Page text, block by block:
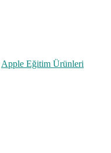
Apple Eğitim Ürünleri